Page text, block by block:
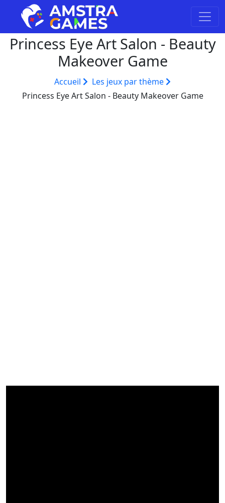
Princess Eye Art Salon - Beauty
Makeover Game
Accueil
Les jeux par thème
Princess Eye Art Salon - Beauty Makeover Game